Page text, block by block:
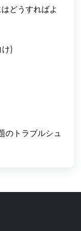
どうすればよ
)
のトラブルシュ